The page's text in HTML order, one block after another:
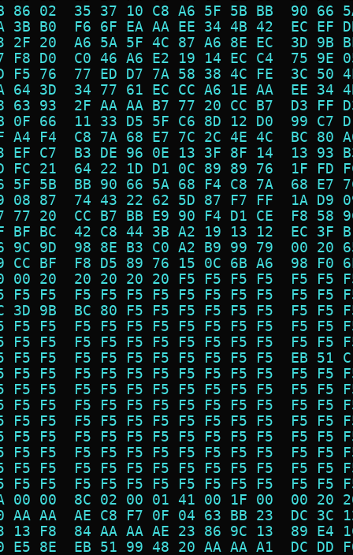
86 02  35 37 10 C8 A6 5F 5B BB  90
3B B0  F6 6F EA AA EE 34 4B 42  EC
2F 20  A6 5A 5F 4C 87 A6 8E EC  3D
F8 D0  C0 46 A6 E2 19 14 EC C4  75
F5 76  77 ED D7 7A 58 38 4C FE  3C
64 3D  34 77 61 EC CC A6 1E AA  EE
63 93  2F AA AA B7 77 20 CC B7  D3
0F 66  11 33 D5 5F C6 8D 12 D0  99
A4 F4  C8 7A 68 E7 7C 2C 4E 4C  BC
EF C7  B3 DE 96 0E 13 3F 8F 14  13
FC 21  64 22 1D D1 0C 89 89 76  1F
5F 5B  BB 90 66 5A 68 F4 C8 7A  68
08 87  74 43 22 62 5D 87 F7 FF  1A
77 20  CC B7 BB E9 90 F4 D1 CE  F8
BF BC  42 C8 44 3B A2 19 13 12  EC
9C 9D  98 8E B3 C0 A2 B9 99 79  00
CC BF  F8 D5 89 76 15 0C 6B A6  98
00 20  20 20 20 20 F5 F5 F5 F5  F5
F5 F5  F5 F5 F5 F5 F5 F5 F5 F5  F5
3D 9B  BC 80 F5 F5 F5 F5 F5 F5  F5
F5 F5  F5 F5 F5 F5 F5 F5 F5 F5  F5
F5 F5  F5 F5 F5 F5 F5 F5 F5 F5  F5
F5 F5  F5 F5 F5 F5 F5 F5 F5 F5  EB
F5 F5  F5 F5 F5 F5 F5 F5 F5 F5  F5
F5 F5  F5 F5 F5 F5 F5 F5 F5 F5  F5
F5 F5  F5 F5 F5 F5 F5 F5 F5 F5  F5
F5 F5  F5 F5 F5 F5 F5 F5 F5 F5  F5
F5 F5  F5 F5 F5 F5 F5 F5 F5 F5  F5
F5 F5  F5 F5 F5 F5 F5 F5 F5 F5  F5
F5 F5  F5 F5 F5 F5 F5 F5 F5 F5  F5
F5 F5  F5 F5 F5 F5 F5 F5 F5 F5  F5
00 00  8C 02 00 01 41 00 1F 00  00
AA AA  AE C8 F7 0F 04 63 BB 23  DC
13 F8  84 AA AA AE 23 86 9C 13  89
E5 8E  EB 51 99 48 20 AA AA A1  DC